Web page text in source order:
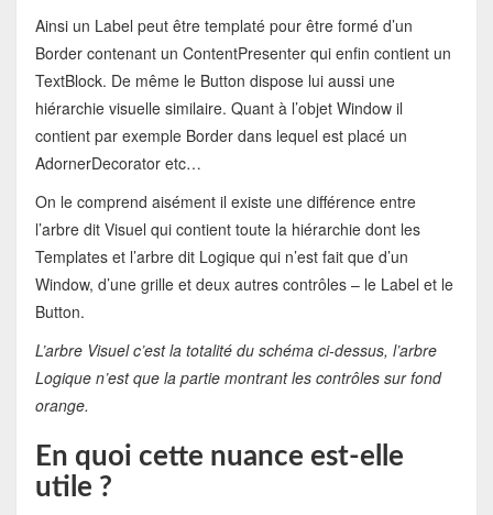
Ainsi un Label peut être templaté pour être formé d’un
Border contenant un ContentPresenter qui enfin contient un
TextBlock. De même le Button dispose lui aussi une
hiérarchie visuelle similaire. Quant à l’objet Window il
contient par exemple Border dans lequel est placé un
AdornerDecorator etc…
On le comprend aisément il existe une différence entre
l’arbre dit Visuel qui contient toute la hiérarchie dont les
Templates et l’arbre dit Logique qui n’est fait que d’un
Window, d’une grille et deux autres contrôles – le Label et le
Button.
L’arbre Visuel c’est la totalité du schéma ci-dessus, l’arbre
Logique n’est que la partie montrant les contrôles sur fond
orange.
En quoi cette nuance est-elle
utile ?